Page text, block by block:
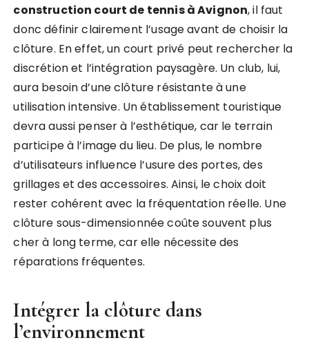
construction court de tennis à Avignon, il faut
donc définir clairement l’usage avant de choisir la
clôture. En effet, un court privé peut rechercher la
discrétion et l’intégration paysagère. Un club, lui,
aura besoin d’une clôture résistante à une
utilisation intensive. Un établissement touristique
devra aussi penser à l’esthétique, car le terrain
participe à l’image du lieu. De plus, le nombre
d’utilisateurs influence l’usure des portes, des
grillages et des accessoires. Ainsi, le choix doit
rester cohérent avec la fréquentation réelle. Une
clôture sous-dimensionnée coûte souvent plus
cher à long terme, car elle nécessite des
réparations fréquentes.
Intégrer la clôture dans
l’environnement